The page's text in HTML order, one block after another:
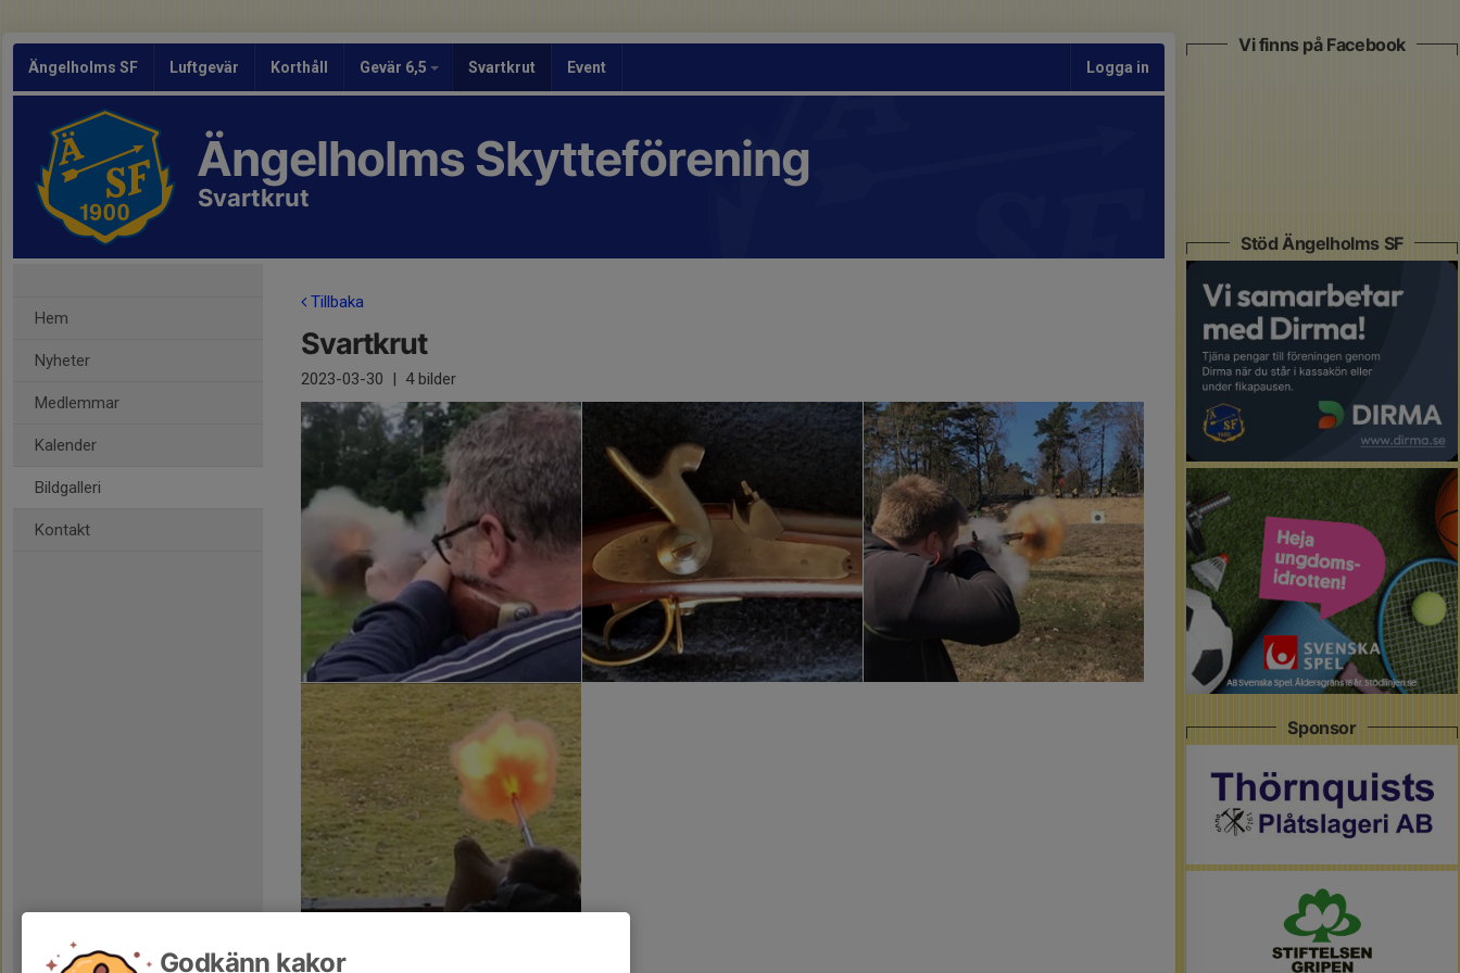
Ängelholms SF Luftgevär Korthåll Gevär 6,5 Svartkrut Event Logga in
Ängelholms Skytteförening
Svartkrut
Hem
Nyheter
Medlemmar
Kalender
Bildgalleri
Kontakt
Tillbaka
Svartkrut
2023-03-30 | 4 bilder
Vi finns på Facebook
Stöd Ängelholms SF
Sponsor
Godkänn kakor